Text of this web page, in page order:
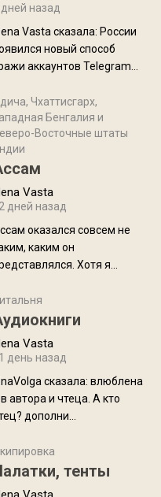
туда, потому что я
По мне – сплошная
долгий спуск, потом
по этому же пути.
назад
Vasta сказалa: России
новый способ
аккаунтов Telegram
У моих двух
вот так увели
Чхаттисгарх,
Бенгалия и
Восточные штаты
Vasta
дней назад
оказался совсем не
каким он
Хотя я
но все же схватила
штата, как-то он меня
мягкие
как бы переходная
между привычной
Индией и остальными
увидеть.
Vasta
день назад
сказалa: влюблена
автора и чтеца. А кто
дополни
тенты